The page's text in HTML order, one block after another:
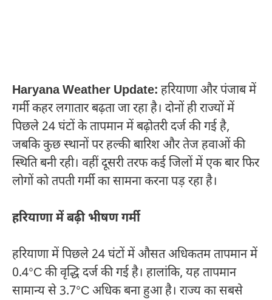
Haryana Weather Update: हरियाणा और पंजाब में
गर्मी कहर लगातार बढ़ता जा रहा है। दोनों ही राज्यों में
पिछले 24 घंटों के तापमान में बढ़ोतरी दर्ज की गई है,
जबकि कुछ स्थानों पर हल्की बारिश और तेज हवाओं की
स्थिति बनी रही। वहीं दूसरी तरफ कई जिलों में एक बार फिर
लोगों को तपती गर्मी का सामना करना पड़ रहा है।
हरियाणा में बढ़ी भीषण गर्मी
हरियाणा में पिछले 24 घंटों में औसत अधिकतम तापमान में
0.4°C की वृद्धि दर्ज की गई है। हालांकि, यह तापमान
सामान्य से 3.7°C अधिक बना हुआ है। राज्य का सबसे